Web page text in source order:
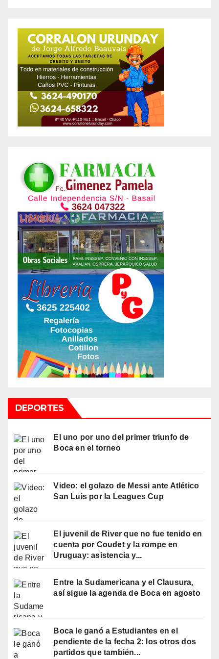
DEPORTES
El uno por uno del primer triunfo de
Boca en el torneo
Video: el golazo de Messi ante Atlético
San Luis por la Leagues Cup
El juvenil de River que no fue tenido en
cuenta por Coudet y la rompe en
Uruguay: asistencia y...
Entre la Sudamericana y el Clausura,
así sigue la agenda de Boca en agosto
Boca le ganó a Estudiantes en el
pendiente de la fecha 2: los otros dos
partidos que también...